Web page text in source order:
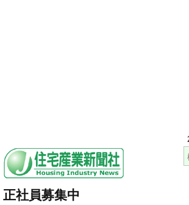
正社員募集中